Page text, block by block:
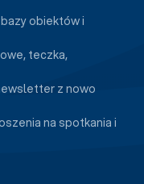
obiektów i
teczka,
z nowo
na spotkania i